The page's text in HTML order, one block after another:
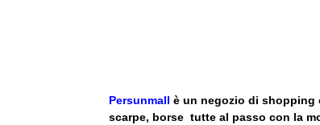
Persunmall è un negozio di shopping
scarpe, borse tutte al passo con la